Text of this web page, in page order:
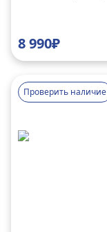
8 990₽
Проверить наличие